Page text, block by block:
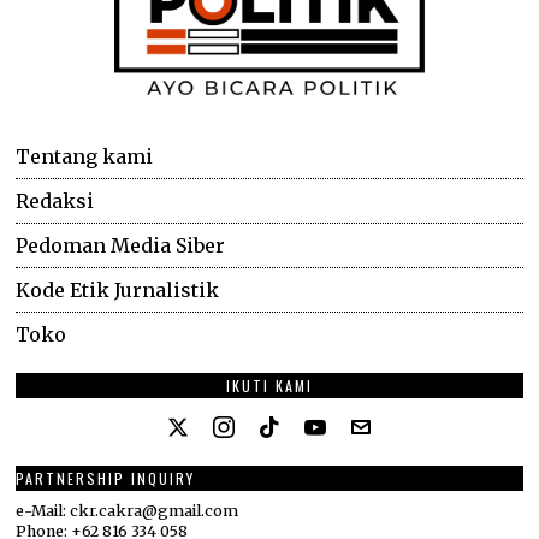
Tentang kami
Redaksi
Pedoman Media Siber
Kode Etik Jurnalistik
Toko
IKUTI KAMI
PARTNERSHIP INQUIRY
e-Mail: ckr.cakra@gmail.com
Phone: +62 816 334 058